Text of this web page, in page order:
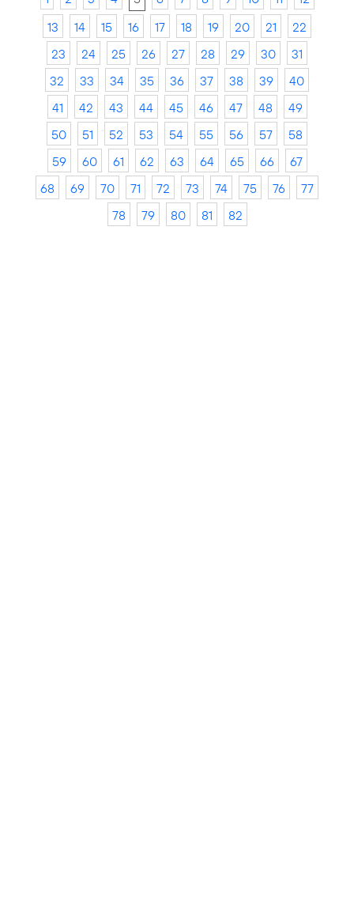
13
14 15 16 17 18 19 20 21
22
23
24 25 26 27 28 29 30
31
32
33 34 35 36 37 38 39
40
41
42 43 44 45 46 47 48
49
50
51 52 53 54 55 56 57
58
59
60 61 62 63 64 65 66
67
68
69 70 71 72 73 74 75 76
77
78
79 80 81 82